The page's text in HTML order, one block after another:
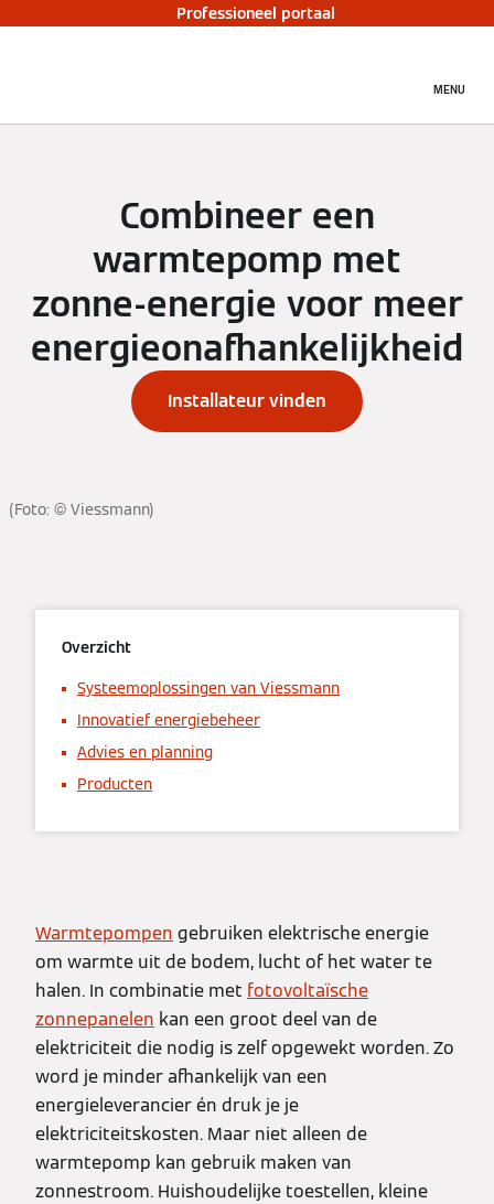
Professioneel portaal
MENU
Combineer een
warmtepomp met
zonne-energie voor meer
energieonafhankelijkheid
Installateur vinden
(Foto: © Viessmann)
Overzicht
Systeemoplossingen van Viessmann
Innovatief energiebeheer
Advies en planning
Producten
Warmtepompen gebruiken elektrische energie
om warmte uit de bodem, lucht of het water te
halen. In combinatie met fotovoltaïsche
zonnepanelen kan een groot deel van de
elektriciteit die nodig is zelf opgewekt worden. Zo
word je minder afhankelijk van een
energieleverancier én druk je je
elektriciteitskosten. Maar niet alleen de
warmtepomp kan gebruik maken van
zonnestroom. Huishoudelijke toestellen, kleine